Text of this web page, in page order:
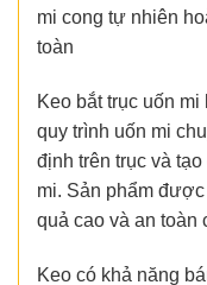
mi cong tự nhiên
toàn
Keo bắt trục uốn
quy trình uốn mi
định trên trục và
mi. Sản phẩm
quả cao và an toàn
Keo có khả năng